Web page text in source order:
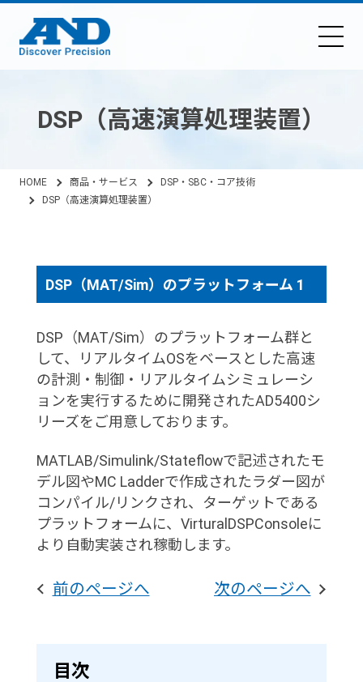
DSP（高速演算処理装置）
HOME 商品・サービス
DSP・SBC・コア技術
DSP（高速演算処理装置）
DSP（MAT/Sim）のプラットフォーム 1
DSP（MAT/Sim）のプラットフォーム群と
して、リアルタイムOSをベースとした高速
の計測・制御・リアルタイムシミュレーシ
ョンを実行するために開発されたAD5400シ
リーズをご用意しております。
MATLAB/Simulink/Stateflowで記述されたモ
デル図やMC Ladderで作成されたラダー図が
コンパイル/リンクされ、ターゲットである
プラットフォームに、VirturalDSPConsoleに
より自動実装され稼動します。
前のページへ 次のページへ
目次